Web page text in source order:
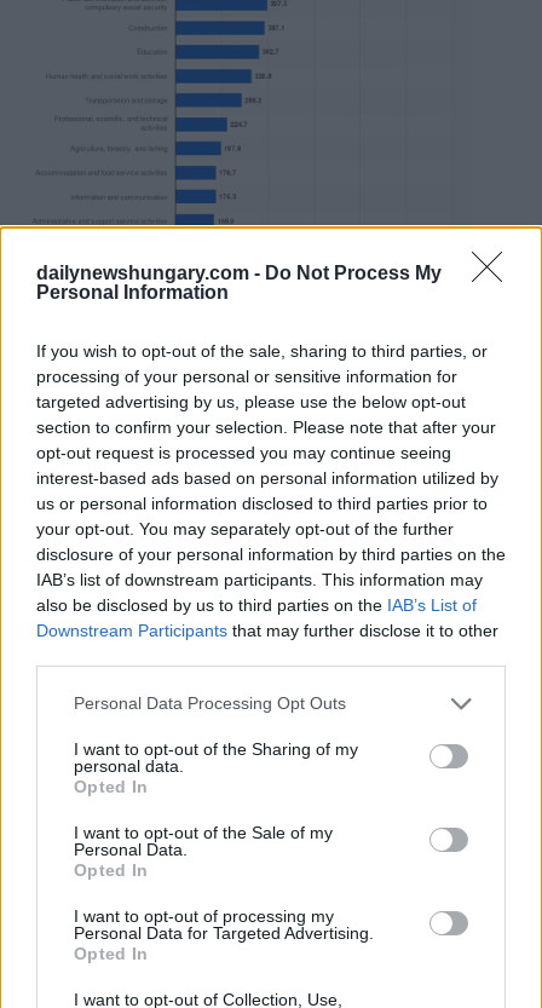
dailynewshungary.com - Do Not Process My
Personal Information
If you wish to opt-out of the sale, sharing to third parties, or
processing of your personal or sensitive information for
targeted advertising by us, please use the below opt-out
section to confirm your selection. Please note that after your
opt-out request is processed you may continue seeing
interest-based ads based on personal information utilized by
us or personal information disclosed to third parties prior to
your opt-out. You may separately opt-out of the further
disclosure of your personal information by third parties on the
IAB’s list of downstream participants. This information may
also be disclosed by us to third parties on the IAB’s List of
Downstream Participants that may further disclose it to other
Please note that this website/app uses one or more Google
not limited to your visit or usage behaviour. You may click to
grant or deny consent to Google and its third-party tags to
use your data for below specified purposes in below Google
consent section.
Personal Data Processing Opt Outs
I want to opt-out of the Sharing of my
personal data.
Opted In
I want to opt-out of the Sale of my
Personal Data.
Opted In
I want to opt-out of processing my
Personal Data for Targeted Advertising.
Opted In
I want to opt-out of Collection, Use,
Ein wettbewerbsfähiges Europa, ein Weg im Wandel: Was
globale Einstellungstrends für ungarische Studenten bedeuten
Auf der einen Seite berichten Arbeitgeber von
Schwierigkeiten, Kandidaten mit den richtigen Fähigkeiten zu
finden. Auf der anderen Seite haben Hochschulabsolventen
Schwierigkeiten, eine ihren Qualifikationen entsprechende
Stelle zu finden. Auch hier geht es nicht nur um die
Verfügbarkeit von Arbeitsplätzen, sondern um die
Modell – Abschluss und Eintritt in die Arbeitswelt – keine
Arbeitgeber bewerten nicht nur den Bildungshintergrund,
sondern auch die praktischen Fähigkeiten, die
Anpassungsfähigkeit und die Bereitschaft, vom ersten Tag an
Globale Einstellungstrends verstärken diesen Wandel noch.
KI-gestütztes Screening bedeutet, dass die Bewerbungen
präzise und maßgeschneidert sein müssen. Die Einstellung
auf der Grundlage von Fähigkeiten bedeutet, dass die
Bewerber zeigen müssen, was sie können, und nicht nur, was
Authentizität bedeutet, dass Personalverantwortliche